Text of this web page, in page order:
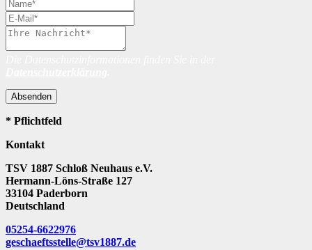
Absenden
* Pflichtfeld
Kontakt
TSV 1887 Schloß Neuhaus e.V.
Hermann-Löns-Straße 127
33104 Paderborn
Deutschland
05254-6622976
geschaeftsstelle@tsv1887.de